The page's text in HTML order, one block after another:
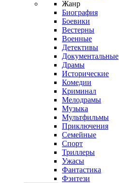
Жанр
Биография
Боевики
Вестерны
Военные
Детективы
Документальные
Драмы
Исторические
Комедии
Криминал
Мелодрамы
Музыка
Мультфильмы
Приключения
Семейные
Спорт
Триллеры
Ужасы
Фантастика
Фэнтези